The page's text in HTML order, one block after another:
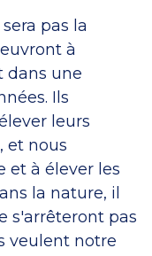
pas la
à
dans une
Ils
leurs
et nous
et à élever les
la nature, il
s'arrêteront pas
veulent notre